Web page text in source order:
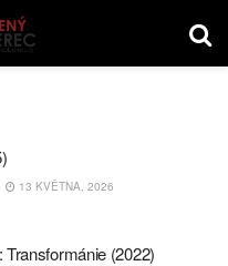
13 KVĚTNA, 2026
(2022)